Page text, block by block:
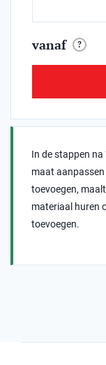
vanaf ?
In de stappen na
maat
toevoegen,
materiaal huren
toevoegen.